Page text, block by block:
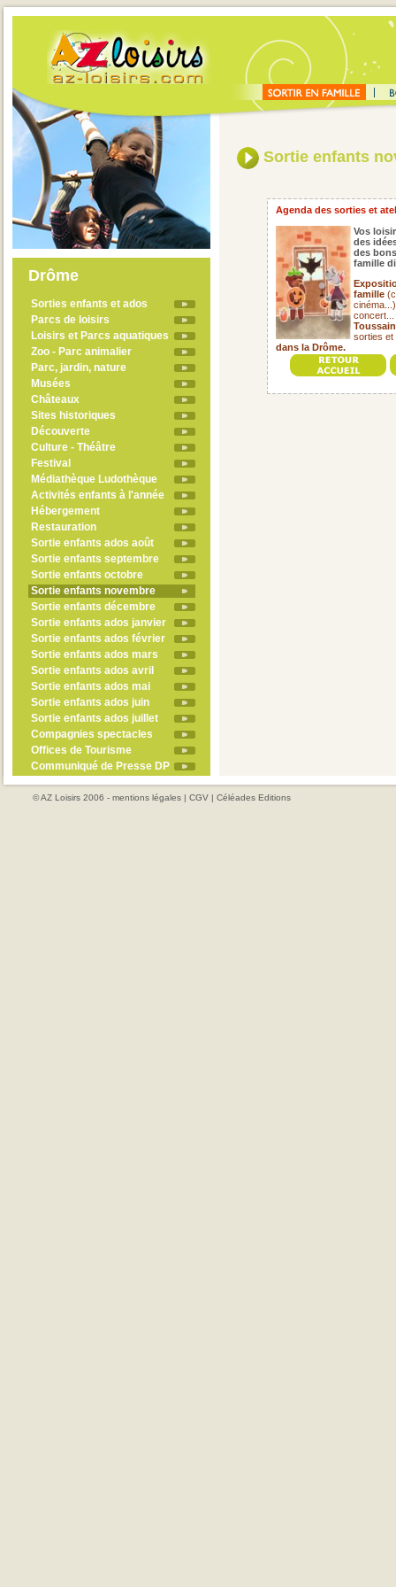
Drôme
Sorties enfants et ados
Parcs de loisirs
Loisirs et Parcs aquatiques
Zoo - Parc animalier
Parc, jardin, nature
Musées
Châteaux
Sites historiques
Découverte
Culture - Théâtre
Festival
Médiathèque Ludothèque
Activités enfants à l'année
Hébergement
Restauration
Sortie enfants ados août
Sortie enfants septembre
Sortie enfants octobre
Sortie enfants novembre
Sortie enfants décembre
Sortie enfants ados janvier
Sortie enfants ados février
Sortie enfants ados mars
Sortie enfants ados avril
Sortie enfants ados mai
Sortie enfants ados juin
Sortie enfants ados juillet
Compagnies spectacles
Offices de Tourisme
Communiqué de Presse DP
Sortie enfants
Agenda des sorties et
Vos
des
des
famille
famille
concert...
sorties
dans la Drôme.
© AZ Loisirs 2006 - mentions légales | CGV | Céléades Editions